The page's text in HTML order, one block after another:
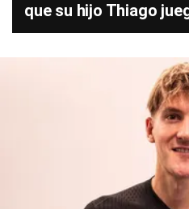
que su hijo Thiago